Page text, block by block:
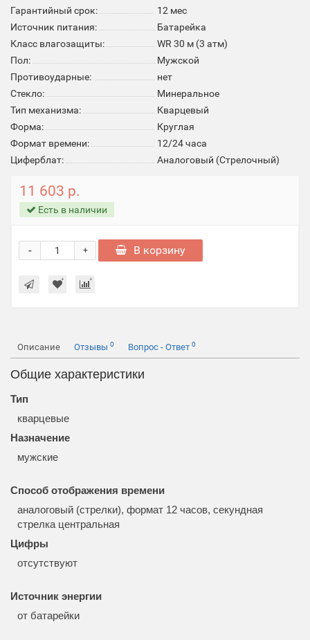
Гарантийный срок:
12 мес
Источник питания:
Батарейка
Класс влагозащиты:
WR 30 м (3 атм)
Пол:
Мужской
Противоударные:
нет
Стекло:
Минеральное
Тип механизма:
Кварцевый
Форма:
Круглая
Формат времени:
12/24 часа
Циферблат:
Аналоговый (Стрелочный)
11 603 р.
Есть в наличии
+
- В корзину
Описание Отзывы 0 Вопрос - Ответ 0
Общие характеристики
Тип
кварцевые
Назначение
мужские
Способ отображения времени
аналоговый (стрелки), формат 12 часов, секундная
стрелка центральная
Цифры
отсутствуют
Источник энергии
от батарейки